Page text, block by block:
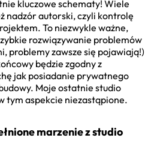
kluczowe schematy! Wiele
nadzór autorski, czyli kontrolę
To niezwykle ważne,
rozwiązywanie problemów
problemy zawsze się pojawiają!)
będzie zgodny z
jak posiadanie prywatnego
Moje ostatnie studio
tym aspekcie niezastąpione.
marzenie z studio